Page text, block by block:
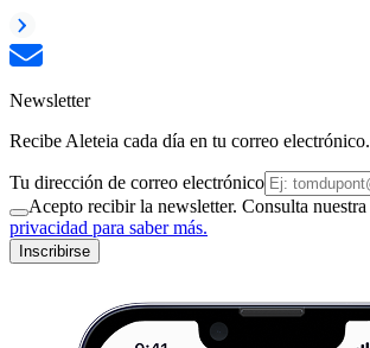
Newsletter
Recibe Aleteia cada día en tu correo electrónico.
Tu dirección de correo electrónico
Acepto recibir la newsletter. Consulta nuestra
privacidad para saber más.
Inscribirse